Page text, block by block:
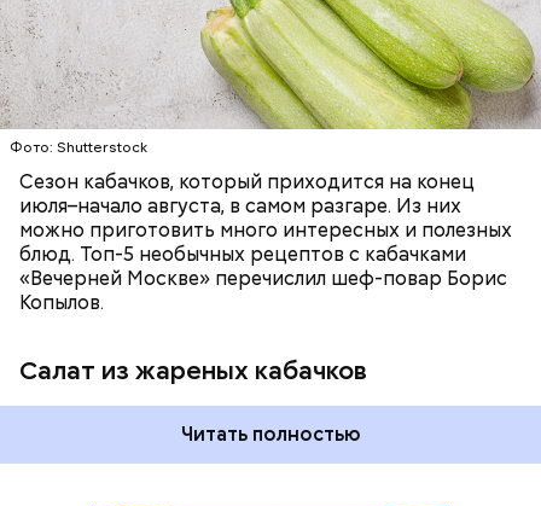
Фото: Shutterstock
Сезон кабачков, который приходится на конец
июля–начало августа, в самом разгаре. Из них
можно приготовить много интересных и полезных
блюд. Топ-5 необычных рецептов с кабачками
«Вечерней Москве» перечислил шеф-повар Борис
Копылов.
Салат из жареных кабачков
Читать полностью